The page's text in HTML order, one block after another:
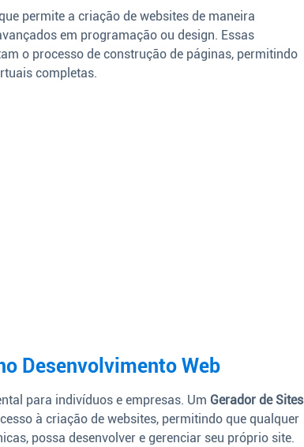
permite a criação de websites de maneira
em programação ou design. Essas
o processo de construção de páginas, permitindo
completas.
Desenvolvimento Web
para indivíduos e empresas. Um Gerador de Sites
à criação de websites, permitindo que qualquer
possa desenvolver e gerenciar seu próprio site.